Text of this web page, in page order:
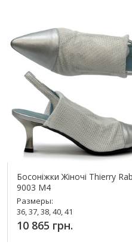
Босоніжки Жіночі Thierry
9003 M4
Размеры:
36, 37, 38, 40, 41
10 865 грн.